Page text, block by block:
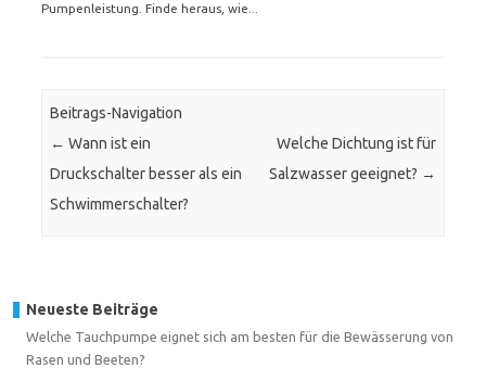
Pumpenleistung. Finde heraus, wie...
Beitrags-Navigation
← Wann ist ein
Druckschalter besser als ein
Schwimmerschalter?
Welche Dichtung ist für
Salzwasser geeignet? →
Neueste Beiträge
Welche Tauchpumpe eignet sich am besten für die Bewässerung von
Rasen und Beeten?